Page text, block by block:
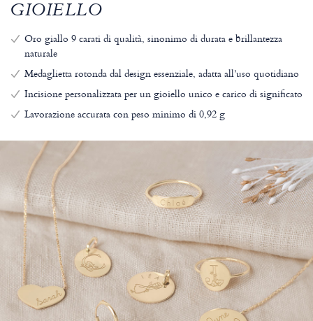
GIOIELLO
Oro giallo 9 carati di qualità, sinonimo di durata e brillantezza
naturale
Medaglietta rotonda dal design essenziale, adatta all’uso quotidiano
Incisione personalizzata per un gioiello unico e carico di significato
Lavorazione accurata con peso minimo di 0,92 g